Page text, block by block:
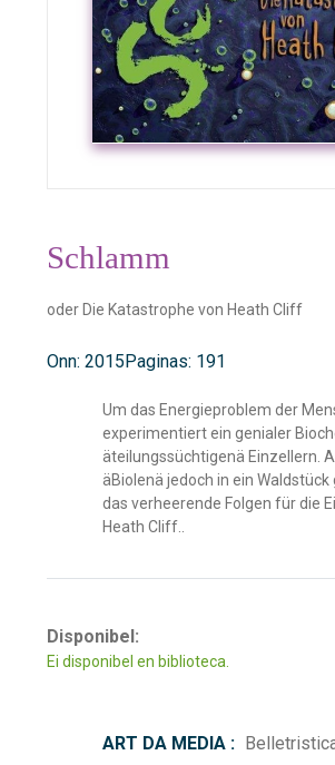
Schlamm
oder Die Katastrophe von Heath Cliff
Onn: 2015Paginas: 191
Um das Energieproblem der
experimentiert ein genialer
äteilungssüchtigenä Einzellern.
äBiolenä jedoch in ein
das verheerende Folgen für die
Heath Cliff..
Disponibel:
Ei disponibel en biblioteca.
ART DA MEDIA :